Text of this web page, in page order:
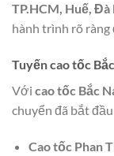
TP.HCM, Huế, Đà
hành trình rõ ràng
Tuyến cao tốc
Với cao tốc Bắc
chuyển đã bắt đầu
Cao tốc Phan